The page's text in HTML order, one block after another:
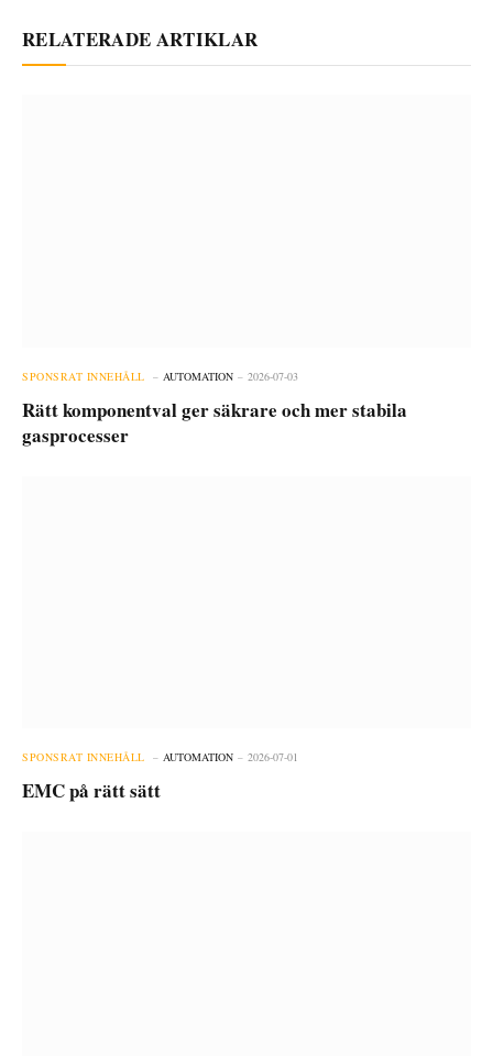
RELATERADE ARTIKLAR
SPONSRAT INNEHÅLL AUTOMATION 2026-07-03
Rätt komponentval ger säkrare och mer stabila
gasprocesser
SPONSRAT INNEHÅLL AUTOMATION 2026-07-01
EMC på rätt sätt